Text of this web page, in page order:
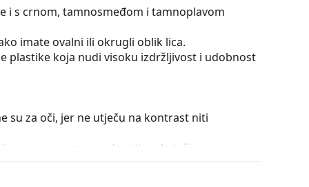
i s crnom, tamnosmeđom i tamnoplavom
imate ovalni ili okrugli oblik lica.
plastike koja nudi visoku izdržljivost i udobnost
su za oči, jer ne utječu na kontrast niti
su neosporne prednosti mala težina